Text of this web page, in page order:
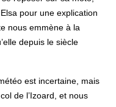
pour une explication
nous emmène à la
depuis le siècle
est incertaine, mais
de l’Izoard, et nous